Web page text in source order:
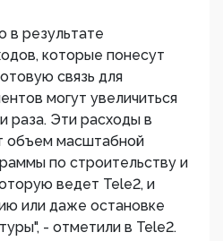
в результате
которые понесут
связь для
могут увеличиться
раза. Эти расходы в
объем масштабной
по строительству и
ведет Tele2, и
или даже остановке
- отметили в Tele2.